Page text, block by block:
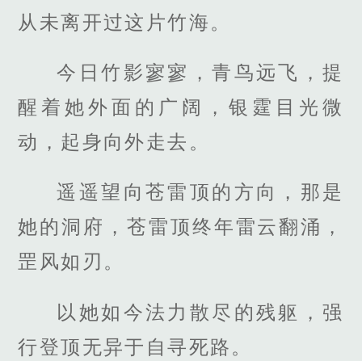
从未离开过这片竹海。
今日竹影寥寥，青鸟远飞，提
醒着她外面的广阔，银霆目光微
动，起身向外走去。
遥遥望向苍雷顶的方向，那是
她的洞府，苍雷顶终年雷云翻涌，
罡风如刃。
以她如今法力散尽的残躯，强
行登顶无异于自寻死路。